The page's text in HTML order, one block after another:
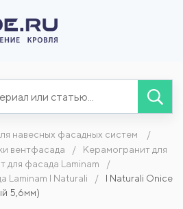
навесных фасадных систем
вентфасада
Керамогранит для
для фасада Laminam
Laminam I Naturali
I Naturali Onice
5,6мм)